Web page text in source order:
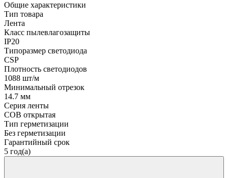
Общие характеристики
Тип товара
Лента
Класс пылевлагозащиты
IP20
Типоразмер светодиода
CSP
Плотность светодиодов
1088 шт/м
Минимальный отрезок
14.7 мм
Серия ленты
COB открытая
Тип герметизации
Без герметизации
Гарантийный срок
5 год(а)